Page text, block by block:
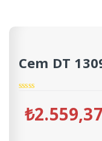
Cem DT
₺2.559,37